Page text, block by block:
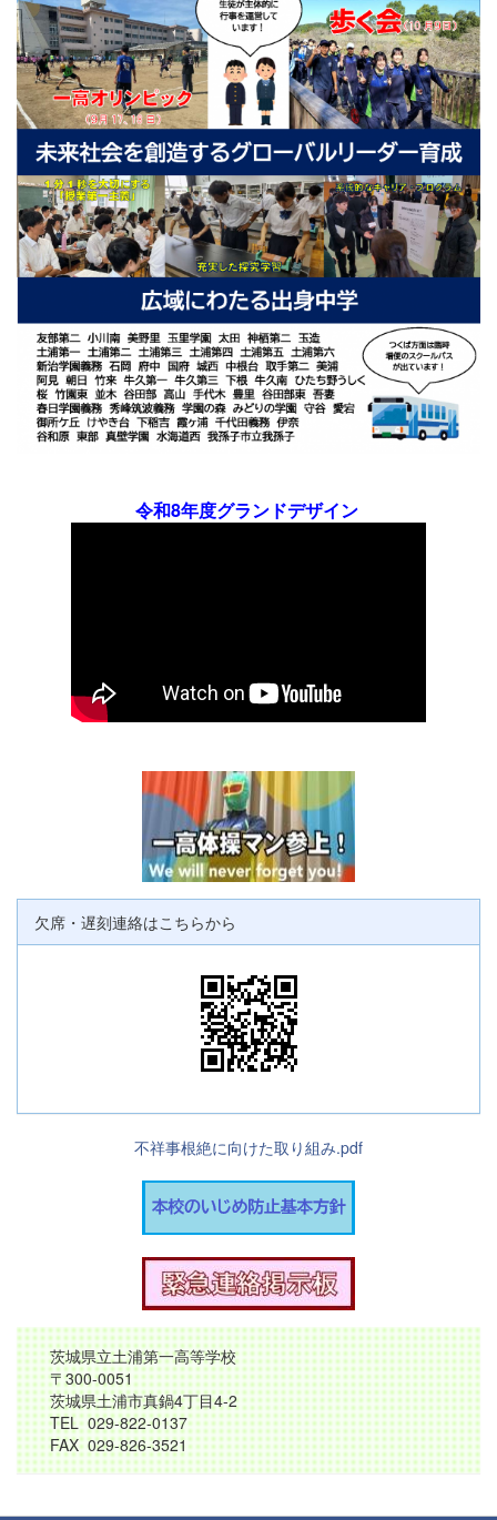
令和8年度グランドデザイン
欠席・遅刻連絡はこちらから
不祥事根絶に向けた取り組み.pdf
茨城県立土浦第一高等学校
〒300-0051
茨城県土浦市真鍋4丁目4-2
TEL 029-822-0137
FAX 029-826-3521